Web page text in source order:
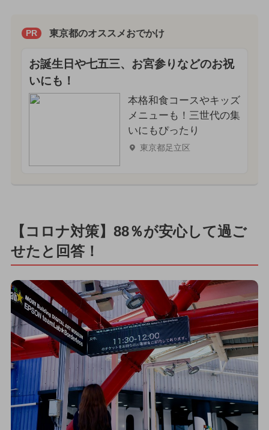
PR 東京都のオススメおでかけ
お誕生日や七五三、お宮参りなどのお祝
いにも！
本格和食コースやキッズ
メニューも！三世代の集
いにもぴったり
東京都足立区
【コロナ対策】88％が安心して過ご
せたと回答！